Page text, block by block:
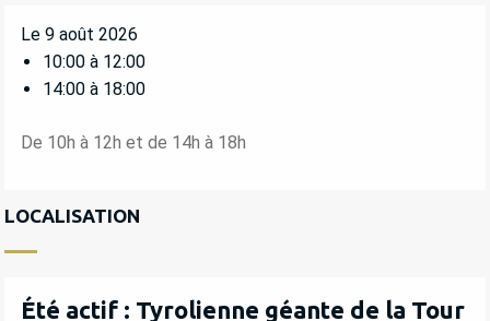
Le 9 août 2026
10:00 à 12:00
14:00 à 18:00
De 10h à 12h et de 14h à 18h
LOCALISATION
Été actif : Tyrolienne géante de la Tour